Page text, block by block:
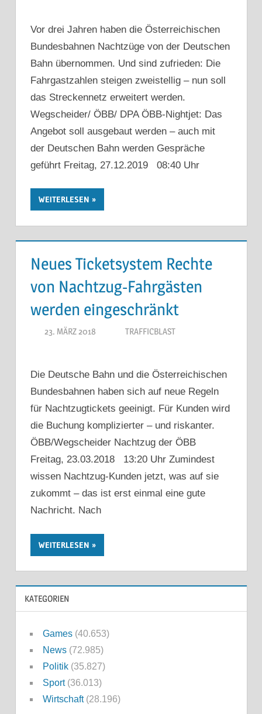
Vor drei Jahren haben die Österreichischen
Bundesbahnen Nachtzüge von der Deutschen
Bahn übernommen. Und sind zufrieden: Die
Fahrgastzahlen steigen zweistellig – nun soll
das Streckennetz erweitert werden.
Wegscheider/ ÖBB/ DPA ÖBB-Nightjet: Das
Angebot soll ausgebaut werden – auch mit
der Deutschen Bahn werden Gespräche
geführt Freitag, 27.12.2019 08:40 Uhr
WEITERLESEN
Neues Ticketsystem Rechte
von Nachtzug-Fahrgästen
werden eingeschränkt
23. MÄRZ 2018 TRAFFICBLAST
Die Deutsche Bahn und die Österreichischen
Bundesbahnen haben sich auf neue Regeln
für Nachtzugtickets geeinigt. Für Kunden wird
die Buchung komplizierter – und riskanter.
ÖBB/Wegscheider Nachtzug der ÖBB
Freitag, 23.03.2018 13:20 Uhr Zumindest
wissen Nachtzug-Kunden jetzt, was auf sie
zukommt – das ist erst einmal eine gute
Nachricht. Nach
WEITERLESEN
KATEGORIEN
Games(40.653)
News(72.985)
Politik(35.827)
Sport(36.013)
Wirtschaft(28.196)